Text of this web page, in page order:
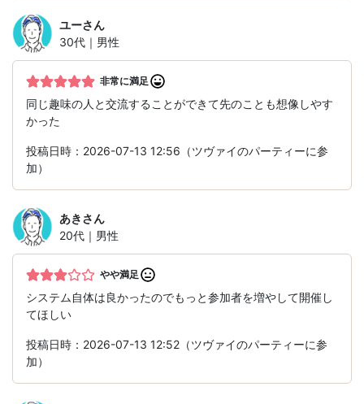
ユーさん
30代｜男性
非常に満足
同じ趣味の人と交流することができて先のことも想像しやす
かった
投稿日時：2026-07-13 12:56（ツヴァイのパーティーに参
加）
あきさん
20代｜男性
やや満足
システム自体は良かったのでもっと参加者を増やして開催し
てほしい
投稿日時：2026-07-13 12:52（ツヴァイのパーティーに参
加）